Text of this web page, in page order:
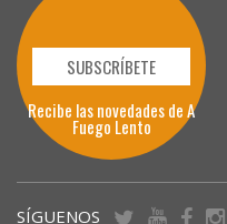
SUBSCRÍBETE
Recibe las novedades de A
Fuego Lento
SÍGUENOS